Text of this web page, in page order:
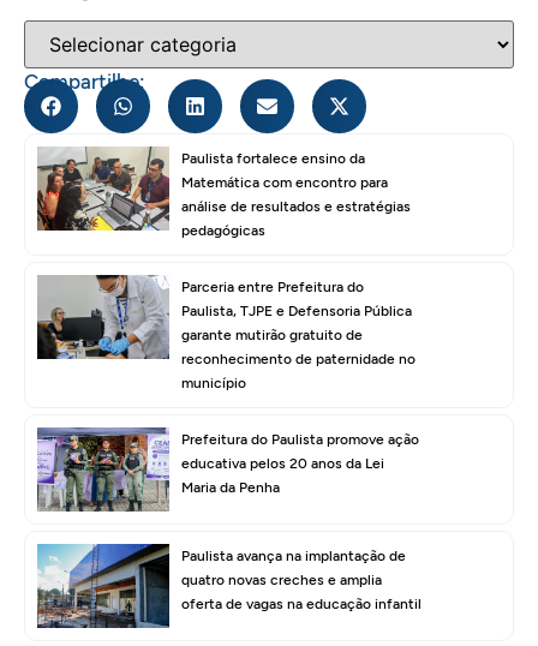
Compartilhe:
Paulista fortalece ensino da
Matemática com encontro para
análise de resultados e estratégias
pedagógicas
Parceria entre Prefeitura do
Paulista, TJPE e Defensoria Pública
garante mutirão gratuito de
reconhecimento de paternidade no
município
Prefeitura do Paulista promove ação
educativa pelos 20 anos da Lei
Maria da Penha
Paulista avança na implantação de
quatro novas creches e amplia
oferta de vagas na educação infantil